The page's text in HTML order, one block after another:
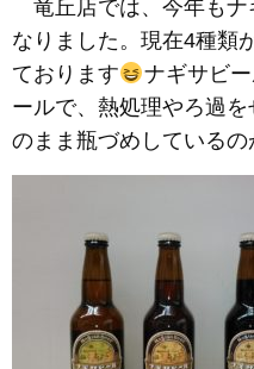
竜丘店では、今年もナ
なりました。現在4種類
ております
ナギサビ
ールで、熱処理やろ過
のまま瓶づめしているの